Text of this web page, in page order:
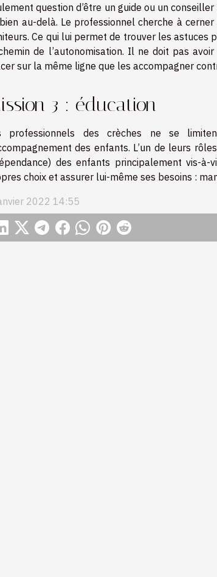
question d’être un guide ou un
au-delà. Le professionnel cherche à
Ce qui lui permet de trouver les astuces
de l’autonomisation. Il ne doit pas
sur la même ligne que les accompagner
3 : éducation
professionnels des crèches ne se
des enfants. L’un de leurs
des enfants principalement vis-
choix et assurer lui-même ses besoins :
2022 14:55